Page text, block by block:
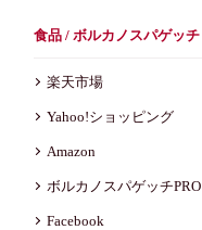
食品 / ボルカノスパゲッチ
楽天市場
Yahoo!ショッピング
Amazon
ボルカノスパゲッチPRO
Facebook